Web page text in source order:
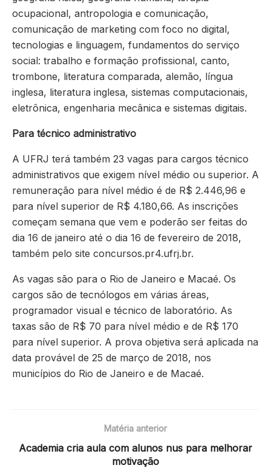
ocupacional, antropologia e comunicação,
comunicação de marketing com foco no digital,
tecnologias e linguagem, fundamentos do serviço
social: trabalho e formação profissional, canto,
trombone, literatura comparada, alemão, língua
inglesa, literatura inglesa, sistemas computacionais,
eletrônica, engenharia mecânica e sistemas digitais.
Para técnico administrativo
A UFRJ terá também 23 vagas para cargos técnico
administrativos que exigem nível médio ou superior. A
remuneração para nível médio é de R$ 2.446,96 e
para nível superior de R$ 4.180,66. As inscrições
começam semana que vem e poderão ser feitas do
dia 16 de janeiro até o dia 16 de fevereiro de 2018,
também pelo site concursos.pr4.ufrj.br.
As vagas são para o Rio de Janeiro e Macaé. Os
cargos são de tecnólogos em várias áreas,
programador visual e técnico de laboratório. As
taxas são de R$ 70 para nível médio e de R$ 170
para nível superior. A prova objetiva será aplicada na
data provável de 25 de março de 2018, nos
municípios do Rio de Janeiro e de Macaé.
Matéria anterior
Academia cria aula com alunos nus para melhorar
motivação